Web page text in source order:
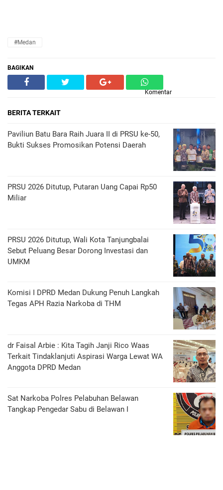
#Medan
BAGIKAN
Komentar
BERITA TERKAIT
Paviliun Batu Bara Raih Juara II di PRSU ke-50,
Bukti Sukses Promosikan Potensi Daerah
PRSU 2026 Ditutup, Putaran Uang Capai Rp50
Miliar
PRSU 2026 Ditutup, Wali Kota Tanjungbalai
Sebut Peluang Besar Dorong Investasi dan
UMKM
Komisi I DPRD Medan Dukung Penuh Langkah
Tegas APH Razia Narkoba di THM
dr Faisal Arbie : Kita Tagih Janji Rico Waas
Terkait Tindaklanjuti Aspirasi Warga Lewat WA
Anggota DPRD Medan
Sat Narkoba Polres Pelabuhan Belawan
Tangkap Pengedar Sabu di Belawan I